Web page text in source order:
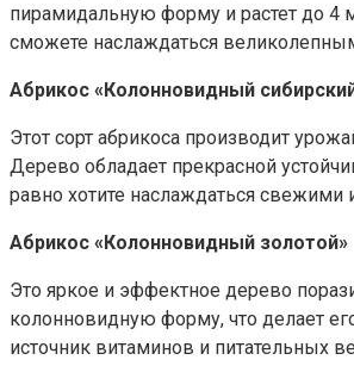
пирамидальную форму и растет до 4
сможете наслаждаться
Абрикос «Колонновидный
Этот сорт абрикоса производит
Дерево обладает прекрасной
равно хотите наслаждаться
Абрикос «Колонновидный золотой»
Это яркое и эффектное дерево
колонновидную форму, что делает
источник витаминов и питательных